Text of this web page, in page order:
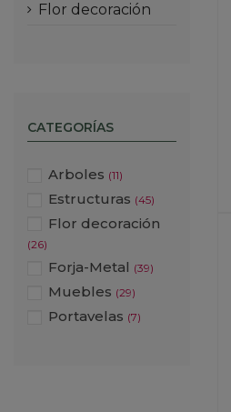
flor decoración
CATEGORÍAS
Arboles (11)
Estructuras (45)
Flor decoración
(26)
Forja-Metal (39)
Muebles (29)
Portavelas (7)